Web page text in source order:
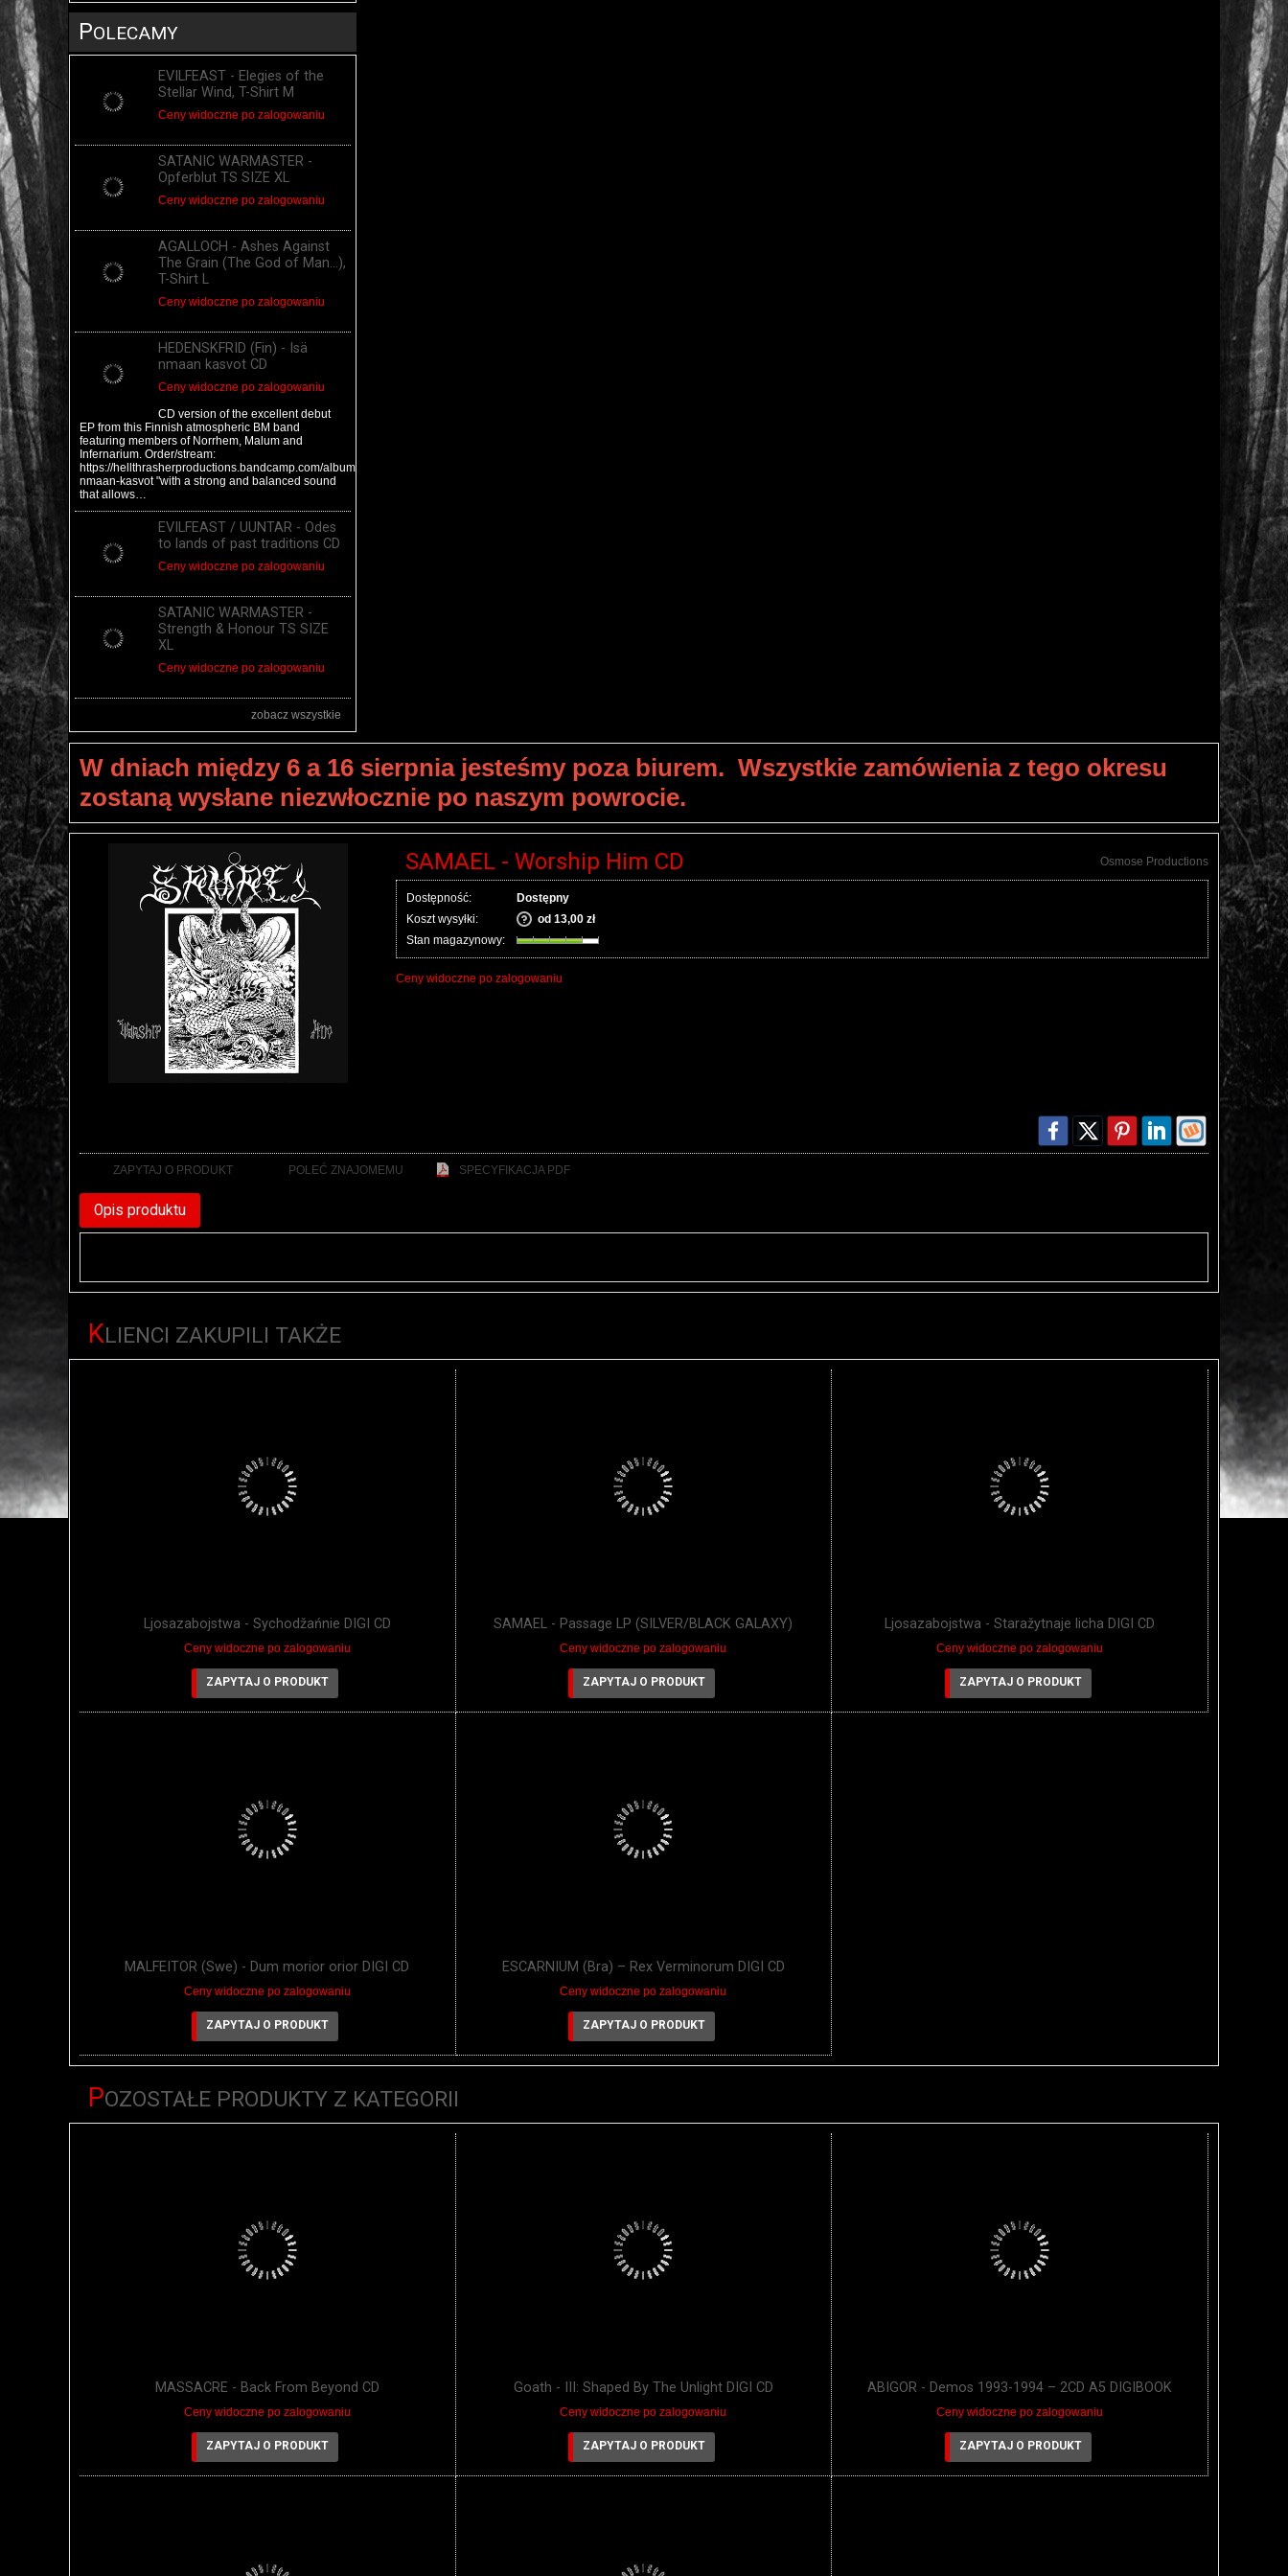
POLECAMY
EVILFEAST - Elegies of the
Stellar Wind, T-Shirt M
Ceny widoczne po zalogowaniu
SATANIC WARMASTER -
Opferblut TS SIZE XL
Ceny widoczne po zalogowaniu
AGALLOCH - Ashes Against
The Grain (The God of Man...),
T-Shirt L
Ceny widoczne po zalogowaniu
HEDENSKFRID (Fin) - Is​​​ä​​​
nmaan kasvot CD
Ceny widoczne po zalogowaniu
CD version of the excellent debut
EP from this Finnish atmospheric BM band
featuring members of Norrhem, Malum and
Infernarium. Order/stream:
https://hellthrasherproductions.bandcamp.com/album/is-
nmaan-kasvot "with a strong and balanced sound
that allows…
EVILFEAST / UUNTAR - Odes
to lands of past traditions CD
Ceny widoczne po zalogowaniu
SATANIC WARMASTER -
Strength & Honour TS SIZE
XL
Ceny widoczne po zalogowaniu
zobacz wszystkie
W dniach między 6 a 16 sierpnia jesteśmy poza biurem. Wszystkie zamówienia z tego okresu
zostaną wysłane niezwłocznie po naszym powrocie.
SAMAEL - Worship Him CD Osmose Productions
Dostępność:
Dostępny
Koszt wysyłki:
od 13,00 zł
Stan magazynowy:
Ceny widoczne po zalogowaniu
ZAPYTAJ O PRODUKT POLEĆ ZNAJOMEMU SPECYFIKACJA PDF
Opis produktu
KLIENCI ZAKUPILI TAKŻE
Ljosazabojstwa - Sychodžańnie DIGI CD
Ceny widoczne po zalogowaniu
ZAPYTAJ O PRODUKT
SAMAEL - Passage LP (SILVER/BLACK GALAXY)
Ceny widoczne po zalogowaniu
ZAPYTAJ O PRODUKT
Ljosazabojstwa - Staražytnaje licha DIGI CD
Ceny widoczne po zalogowaniu
ZAPYTAJ O PRODUKT
MALFEITOR (Swe) - Dum morior orior DIGI CD
Ceny widoczne po zalogowaniu
ZAPYTAJ O PRODUKT
ESCARNIUM (Bra) – Rex Verminorum DIGI CD
Ceny widoczne po zalogowaniu
ZAPYTAJ O PRODUKT
POZOSTAŁE PRODUKTY Z KATEGORII
MASSACRE - Back From Beyond CD
Ceny widoczne po zalogowaniu
ZAPYTAJ O PRODUKT
Goath - III: Shaped By The Unlight DIGI CD
Ceny widoczne po zalogowaniu
ZAPYTAJ O PRODUKT
ABIGOR - Demos 1993-1994 – 2CD A5 DIGIBOOK
Ceny widoczne po zalogowaniu
ZAPYTAJ O PRODUKT